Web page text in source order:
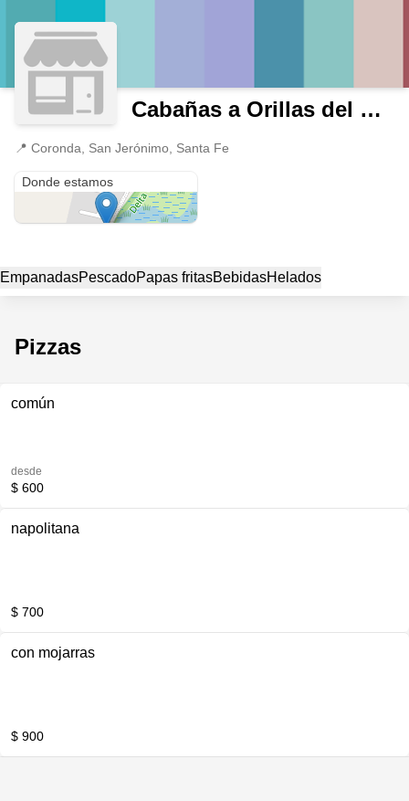
Cabañas a Orillas del Río Coronda
📍 Coronda, San Jerónimo, Santa Fe
Donde estamos
EmpanadasPescadoPapas fritasBebidasHelados
Pizzas
común
desde
$ 600
napolitana
$ 700
con mojarras
$ 900